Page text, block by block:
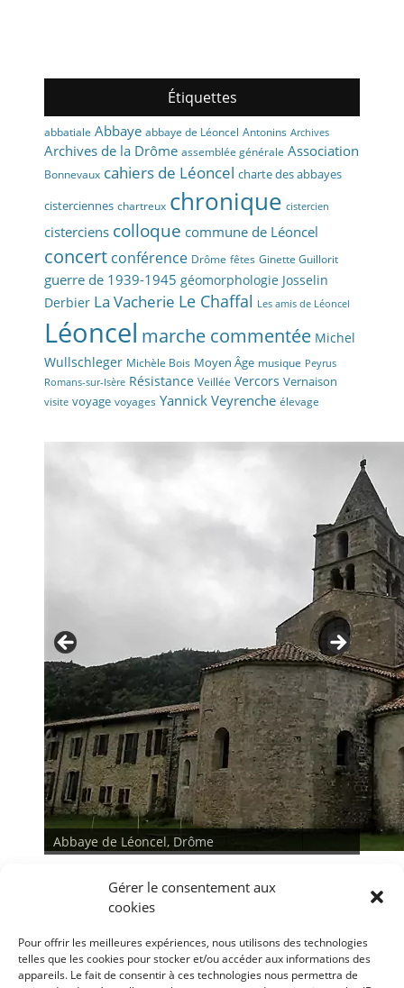
Gérer le consentement aux
cookies
Pour offrir les meilleures expériences, nous utilisons des technologies
telles que les cookies pour stocker et/ou accéder aux informations des
appareils. Le fait de consentir à ces technologies nous permettra de
Étiquettes
abbatiale Abbaye abbaye de Léoncel Antonins Archives
Archives de la Drôme assemblée générale Association
Bonnevaux cahiers de Léoncel charte des abbayes
cisterciennes chartreux chronique cistercien
cisterciens colloque commune de Léoncel
concert conférence Drôme fêtes Ginette Guillorit
guerre de 1939-1945 géomorphologie Josselin
Derbier La Vacherie Le Chaffal Les amis de Léoncel
Léoncel marche commentée Michel
Wullschleger Michèle Bois Moyen Âge musique Peyrus
Romans-sur-Isère Résistance Veillée Vercors Vernaison
visite voyage voyages Yannick Veyrenche élevage
Abbaye de Léoncel, Drôme